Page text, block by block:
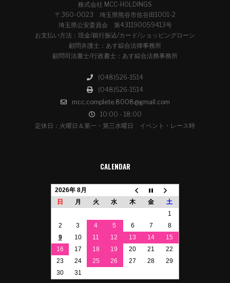
株式会社 MCC-HOLDINGS
〒360-0023 埼玉県熊谷市佐谷田1001-2
埼玉県公安委員会 第431190059413号
お支払い方法：現金/銀行振込/カード/ショッピングローン
顧問弁護士：あす綜合法律事務所
顧問司法書士/行政書士：あす綜合法務事務所
(048)526-1514
(048)526-1514
mcc.complete.8008@gmail.com
10:00 - 18:00
定休日：火曜日＆第一・第三水曜日 イベント・レース時
CALENDAR
2026年 8月
日
月 火 水 木 金
土
1
2
3 4 5 6 7
8
9
10 11 12 13 14
15
16
17 18 19 20 21
22
23
24 25 26 27 28
29
30
31